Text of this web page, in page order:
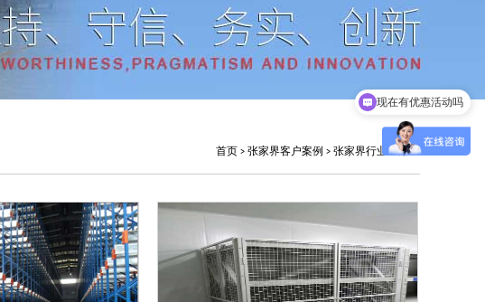
首页 > 张家界客户案例 > 张家界行业应用
可以介绍下你们的产品么